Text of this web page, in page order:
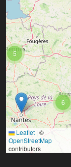
6
5
Leaflet | ©
OpenStreetMap
contributors